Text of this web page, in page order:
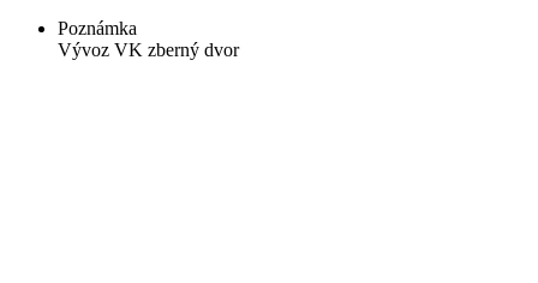
Poznámka
Vývoz VK zberný dvor